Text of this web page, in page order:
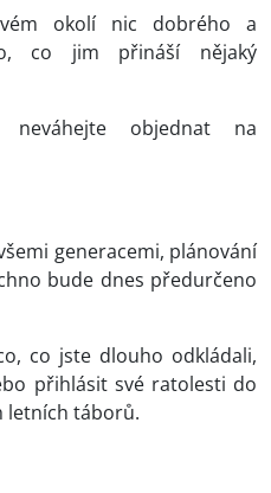
okolí nic dobrého a
co jim přináší nějaký
objednat na
generacemi, plánování
bude dnes předurčeno
co jste dlouho odkládali,
přihlásit své ratolesti do
letních táborů.